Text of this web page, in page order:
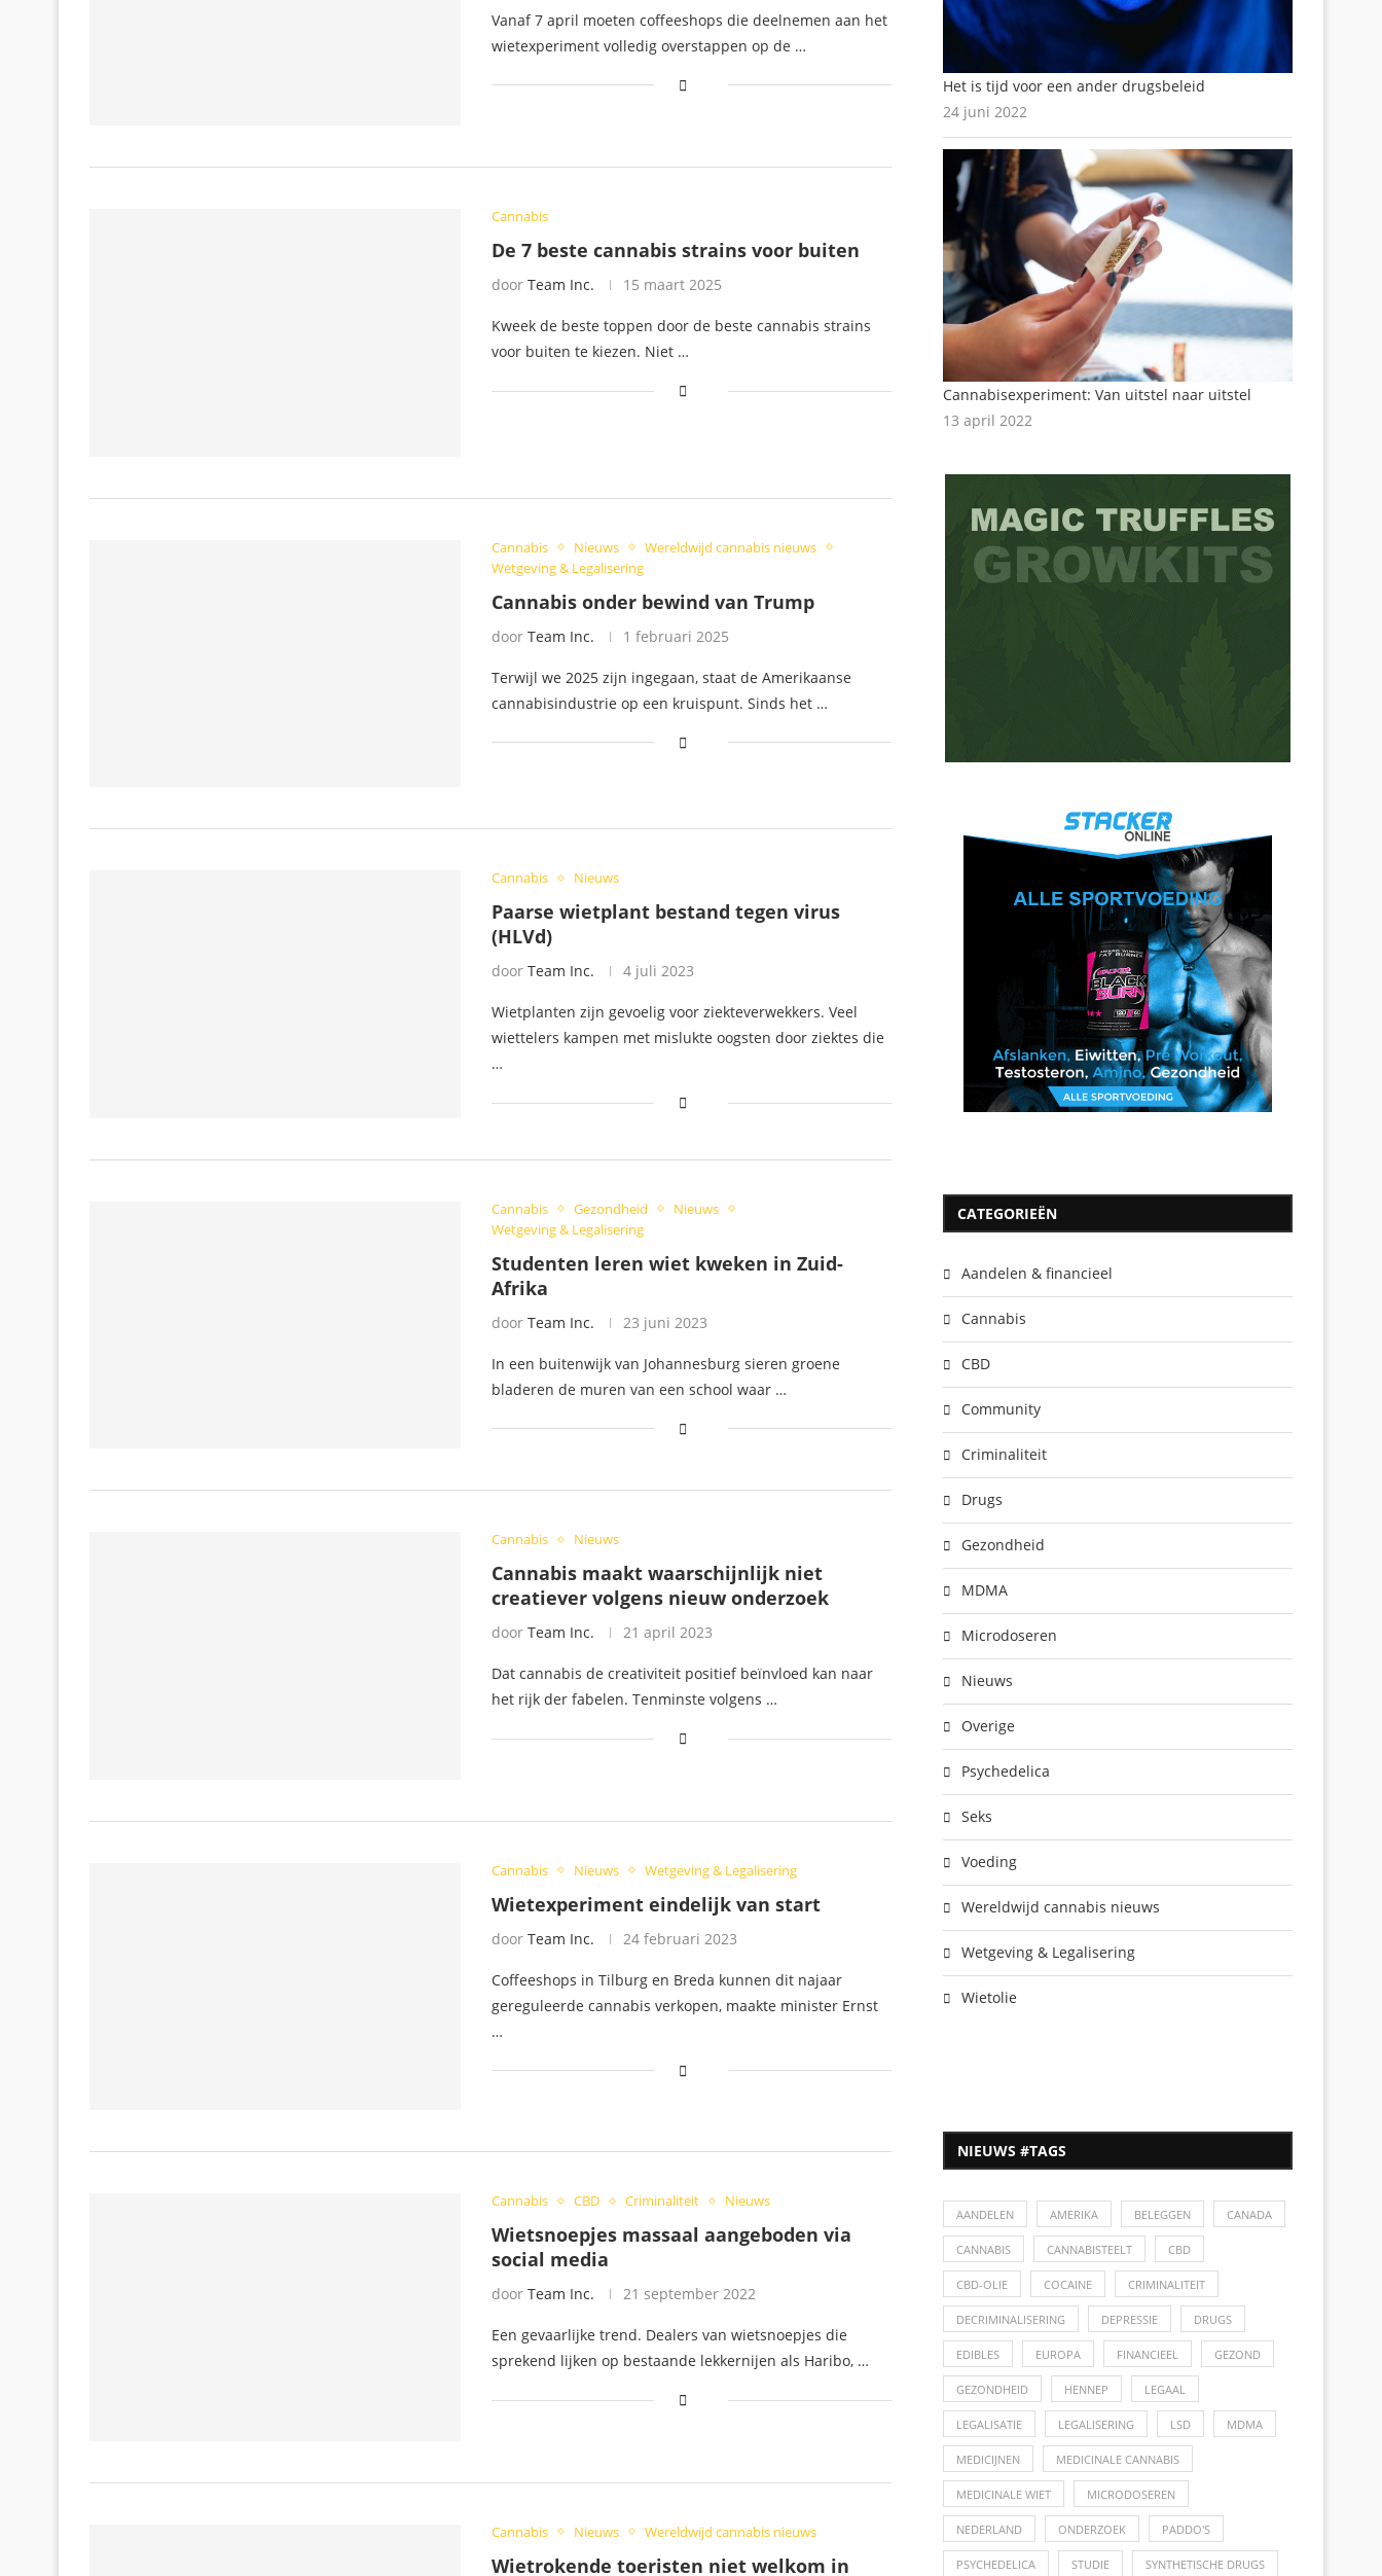
Vanaf 7 april moeten coffeeshops die deelnemen aan het
wietexperiment volledig overstappen op de …
Cannabis
De 7 beste cannabis strains voor buiten
door Team Inc. 15 maart 2025
Kweek de beste toppen door de beste cannabis strains
voor buiten te kiezen. Niet …
Cannabis Nieuws
Wereldwijd cannabis nieuws
Wetgeving & Legalisering
Cannabis onder bewind van Trump
door Team Inc. 1 februari 2025
Terwijl we 2025 zijn ingegaan, staat de Amerikaanse
cannabisindustrie op een kruispunt. Sinds het …
Cannabis Nieuws
Paarse wietplant bestand tegen virus
(HLVd)
door Team Inc. 4 juli 2023
Wietplanten zijn gevoelig voor ziekteverwekkers. Veel
wiettelers kampen met mislukte oogsten door ziektes die
…
Cannabis Gezondheid
Nieuws
Wetgeving & Legalisering
Studenten leren wiet kweken in Zuid-
Afrika
door Team Inc. 23 juni 2023
In een buitenwijk van Johannesburg sieren groene
bladeren de muren van een school waar …
Cannabis Nieuws
Cannabis maakt waarschijnlijk niet
creatiever volgens nieuw onderzoek
door Team Inc. 21 april 2023
Dat cannabis de creativiteit positief beïnvloed kan naar
het rijk der fabelen. Tenminste volgens …
Cannabis Nieuws Wetgeving & Legalisering
Wietexperiment eindelijk van start
door Team Inc. 24 februari 2023
Coffeeshops in Tilburg en Breda kunnen dit najaar
gereguleerde cannabis verkopen, maakte minister Ernst
…
Cannabis CBD Criminaliteit Nieuws
Wietsnoepjes massaal aangeboden via
social media
door Team Inc. 21 september 2022
Een gevaarlijke trend. Dealers van wietsnoepjes die
sprekend lijken op bestaande lekkernijen als Haribo, …
Cannabis Nieuws Wereldwijd cannabis nieuws
Wietrokende toeristen niet welkom in
Het is tijd voor een ander drugsbeleid
24 juni 2022
Cannabisexperiment: Van uitstel naar uitstel
13 april 2022
CATEGORIEËN
Aandelen & financieel
Cannabis
CBD
Community
Criminaliteit
Drugs
Gezondheid
MDMA
Microdoseren
Nieuws
Overige
Psychedelica
Seks
Voeding
Wereldwijd cannabis nieuws
Wetgeving & Legalisering
Wietolie
NIEUWS #TAGS
AANDELEN AMERIKA BELEGGEN CANADA
CANNABIS CANNABISTEELT CBD
CBD-OLIE COCAINE CRIMINALITEIT
DECRIMINALISERING DEPRESSIE DRUGS
EDIBLES EUROPA FINANCIEEL GEZOND
GEZONDHEID HENNEP LEGAAL
LEGALISATIE LEGALISERING LSD MDMA
MEDICIJNEN MEDICINALE CANNABIS
MEDICINALE WIET MICRODOSEREN
NEDERLAND ONDERZOEK PADDO'S
PSYCHEDELICA STUDIE SYNTHETISCHE DRUGS